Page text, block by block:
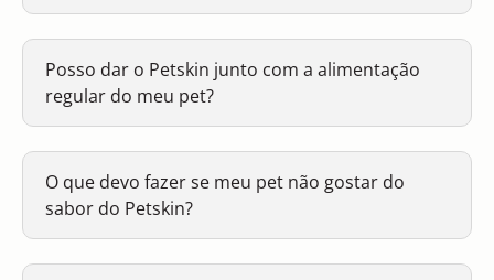
Posso dar o Petskin junto com a alimentação
regular do meu pet?
O que devo fazer se meu pet não gostar do
sabor do Petskin?